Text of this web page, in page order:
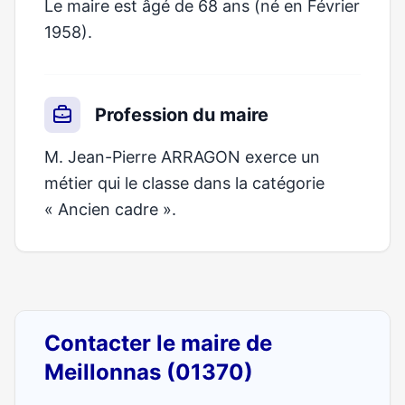
Le maire est âgé de 68 ans (né en Février
1958).
Profession du maire
M. Jean-Pierre ARRAGON exerce un
métier qui le classe dans la catégorie
« Ancien cadre ».
Contacter le maire de
Meillonnas (01370)